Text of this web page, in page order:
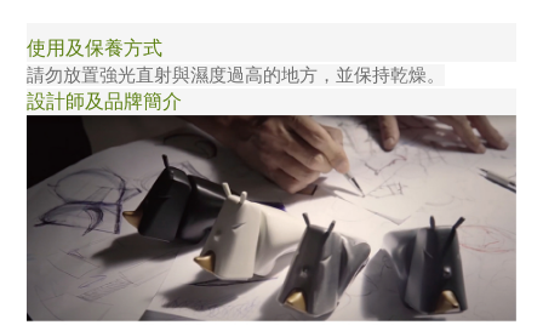
使用及保養方式
請勿放置強光直射與濕度過高的地方，並保持乾燥。
設計師及品牌簡介